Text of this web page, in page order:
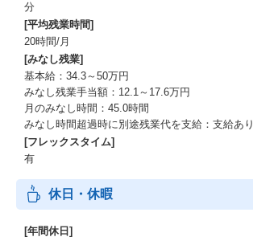
分
[平均残業時間]
20時間/月
[みなし残業]
基本給：34.3～50万円
みなし残業手当額：12.1～17.6万円
月のみなし時間：45.0時間
みなし時間超過時に別途残業代を支給：支給あり
[フレックスタイム]
有
休日・休暇
[年間休日]